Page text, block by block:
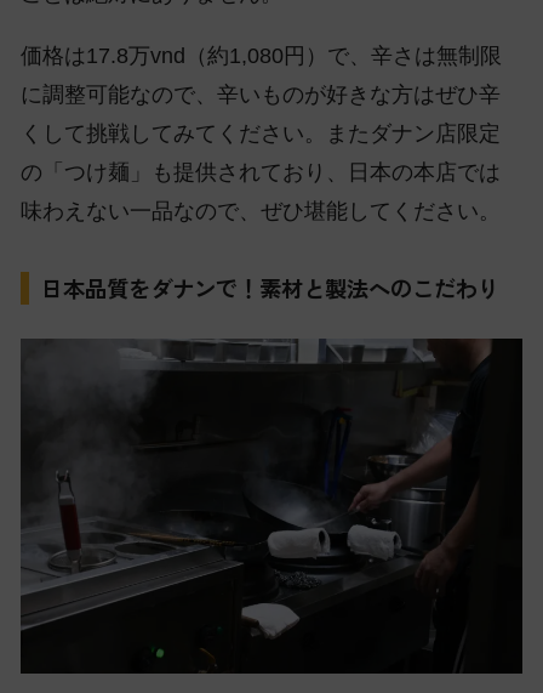
価格は17.8万vnd（約1,080円）で、辛さは無制限
に調整可能なので、辛いものが好きな方はぜひ辛
くして挑戦してみてください。またダナン店限定
の「つけ麺」も提供されており、日本の本店では
味わえない一品なので、ぜひ堪能してください。
日本品質をダナンで！素材と製法へのこだわり